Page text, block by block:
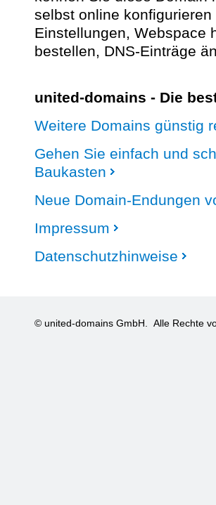
selbst online
Einstellungen, Webspace
bestellen, DNS-Einträge
united-domains - Die
Weitere Domains günstig
Gehen Sie einfach und
Baukasten
Neue Domain-Endungen
Impressum
Datenschutzhinweise
© united-domains GmbH. Alle Rechte